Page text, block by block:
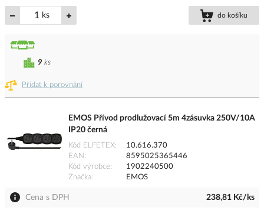
ks do košíku
Přidat k porovnání
9 ks
EMOS Přívod prodlužovací 5m 4zásuvka 250V/10A
IP20 černá
Kód ELFETEX
10.616.370
EAN
8595025365446
Kód výrobce
1902240500
Značka
EMOS
Cena s DPH 238,81 Kč/ks